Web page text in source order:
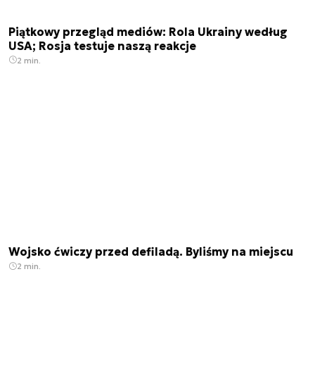
Piątkowy przegląd mediów: Rola Ukrainy według
USA; Rosja testuje naszą reakcje
2 min.
Wojsko ćwiczy przed defiladą. Byliśmy na miejscu
2 min.